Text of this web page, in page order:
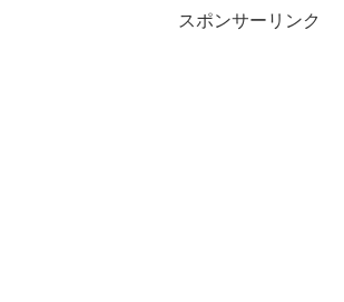
スポンサーリンク